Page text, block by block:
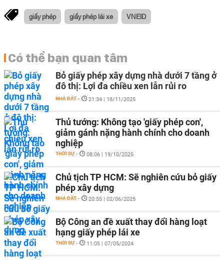
giấy phép giấy phép lái xe VNEID
Có thể bạn quan tâm
Bỏ giấy phép xây dựng nhà dưới 7 tầng ở
đô thị: Lợi đa chiều xen lẫn rủi ro
NHÀ ĐẤT - 21:34 | 18/11/2025
Thủ tướng: Không tạo 'giấy phép con',
giảm gánh nặng hành chính cho doanh
nghiệp
THỜI SỰ - 08:06 | 19/10/2025
Chủ tịch TP HCM: Sẽ nghiên cứu bỏ giấy
phép xây dựng
NHÀ ĐẤT - 20:55 | 02/06/2025
Bộ Công an đề xuất thay đổi hàng loạt
hạng giấy phép lái xe
THỜI SỰ - 11:05 | 07/05/2024